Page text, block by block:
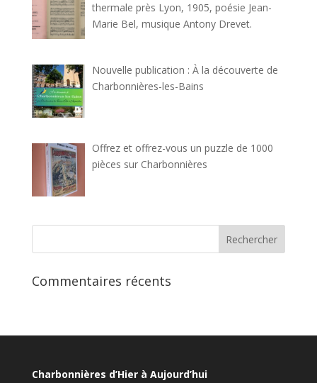
thermale près Lyon, 1905, poésie Jean-
Marie Bel, musique Antony Drevet.
Nouvelle publication : À la découverte de
Charbonnières-les-Bains
Offrez et offrez-vous un puzzle de 1000
pièces sur Charbonnières
Commentaires récents
Charbonnières d’Hier à Aujourd’hui